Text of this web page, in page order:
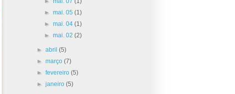
► mai. 05 (1)
► mai. 04 (1)
► mai. 02 (2)
►abril(5)
►março(7)
►fevereiro(5)
►janeiro(5)